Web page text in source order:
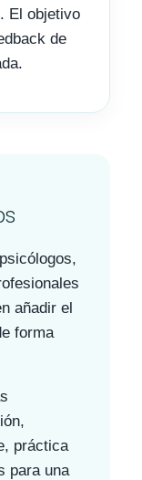
El objetivo
de
añadir el
forma
práctica
para una